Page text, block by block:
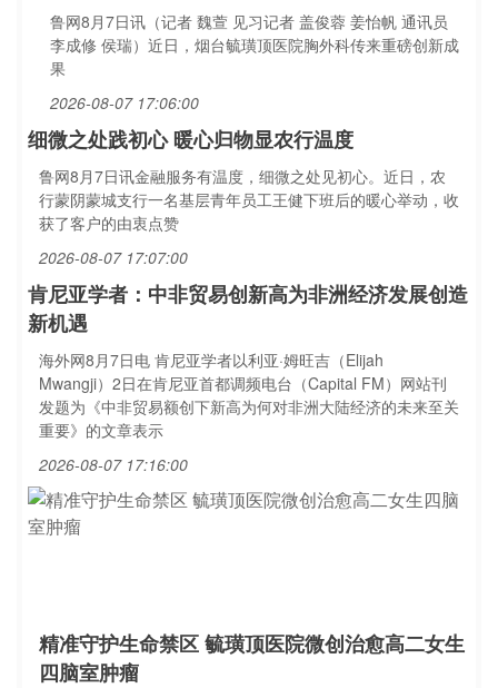
鲁网8月7日讯（记者 魏萱 见习记者 盖俊蓉 姜怡帆 通讯员
李成修 侯瑞）近日，烟台毓璜顶医院胸外科传来重磅创新成
果
2026-08-07 17:06:00
细微之处践初心 暖心归物显农行温度
鲁网8月7日讯金融服务有温度，细微之处见初心。近日，农
行蒙阴蒙城支行一名基层青年员工王健下班后的暖心举动，收
获了客户的由衷点赞
2026-08-07 17:07:00
肯尼亚学者：中非贸易创新高为非洲经济发展创造
新机遇
海外网8月7日电 肯尼亚学者以利亚·姆旺吉（Elijah
Mwangji）2日在肯尼亚首都调频电台（Capital FM）网站刊
发题为《中非贸易额创下新高为何对非洲大陆经济的未来至关
重要》的文章表示
2026-08-07 17:16:00
精准守护生命禁区 毓璜顶医院微创治愈高二女生
四脑室肿瘤